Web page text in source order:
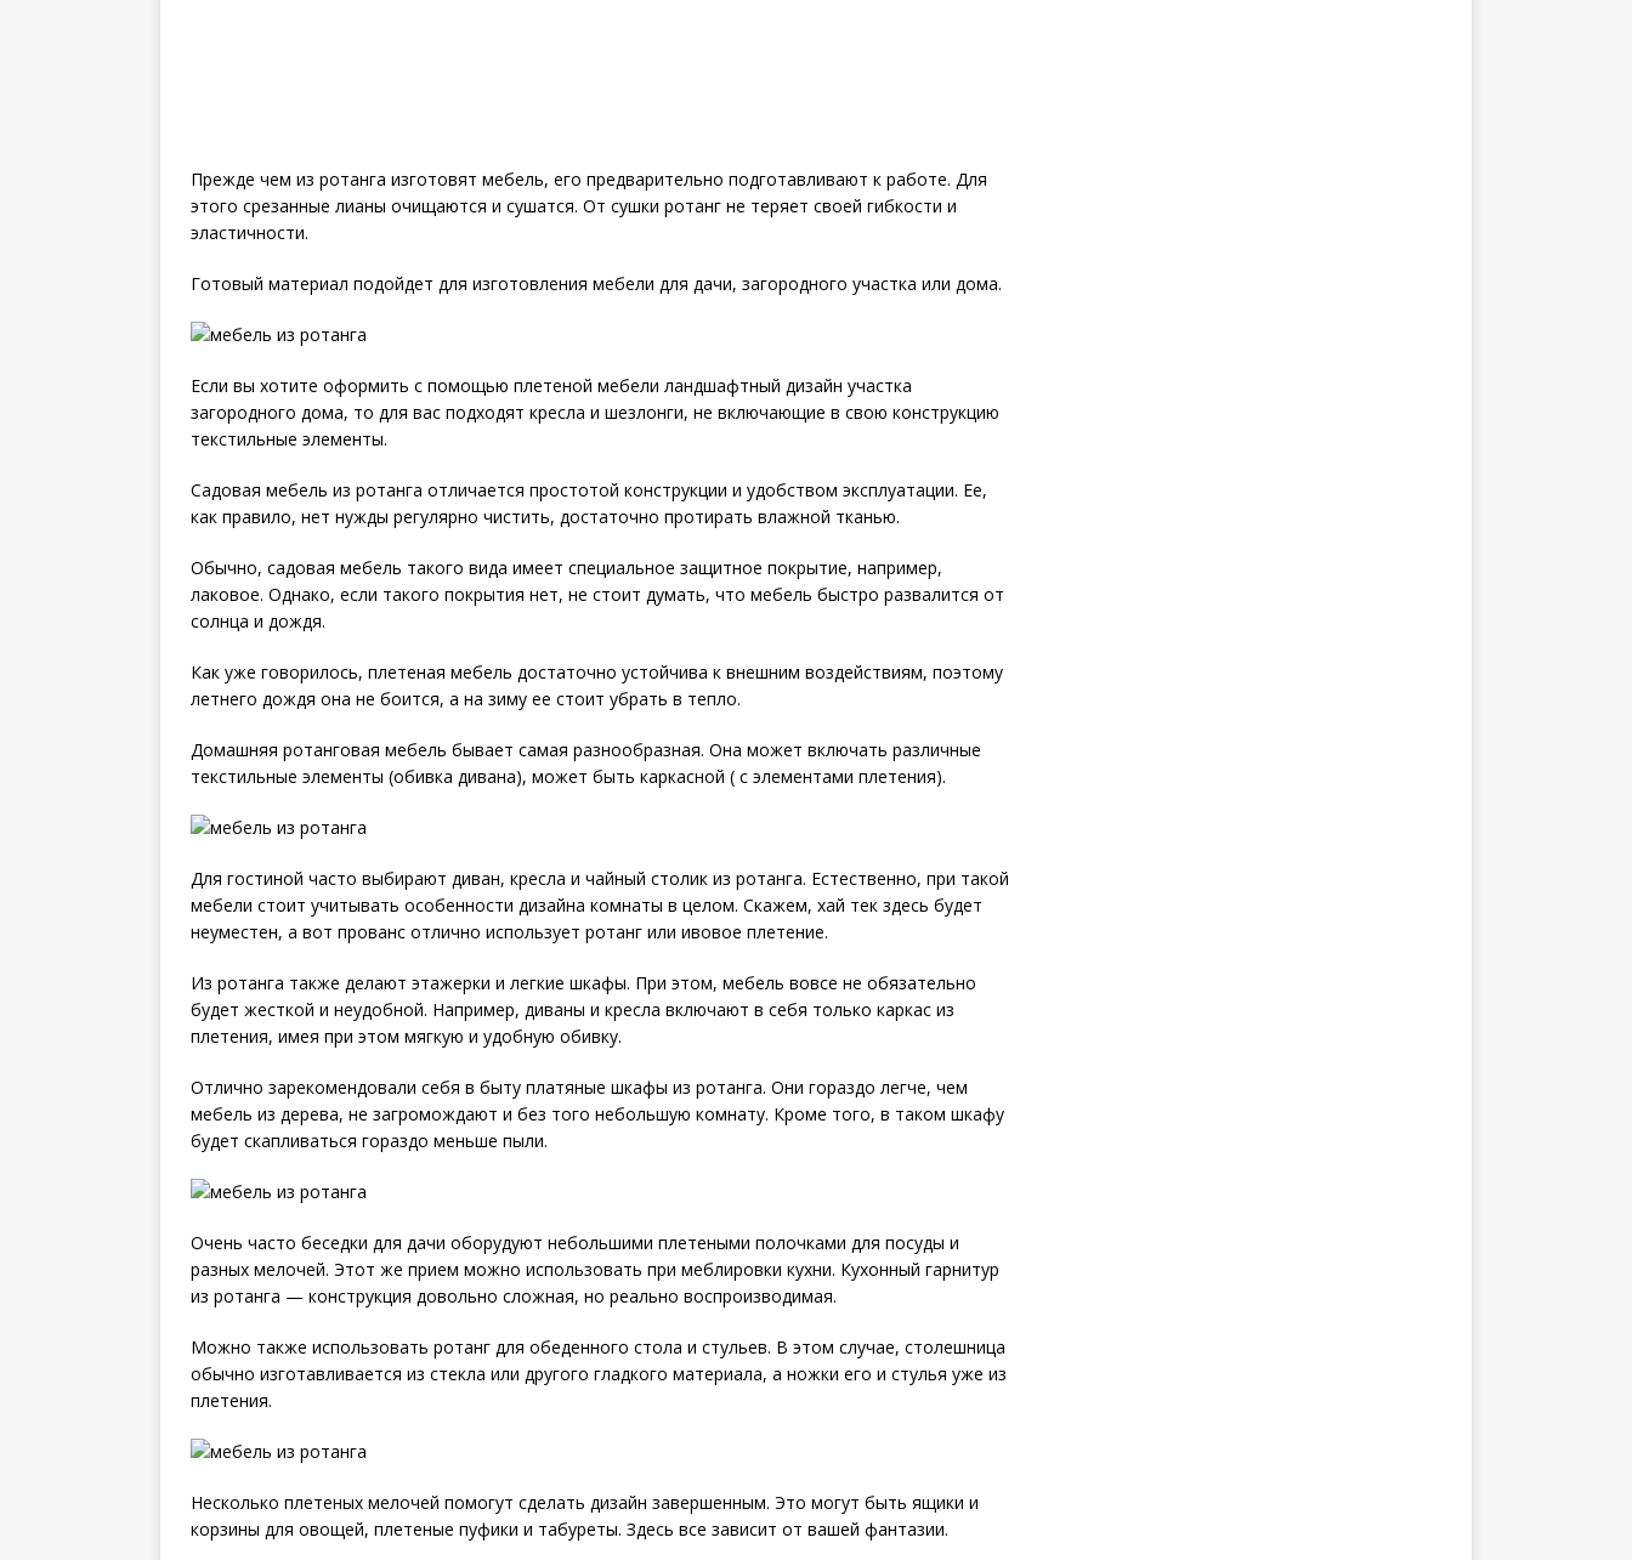
Прежде чем из ротанга изготовят мебель, его предварительно подготавливают к работе. Для
этого срезанные лианы очищаются и сушатся. От сушки ротанг не теряет своей гибкости и
эластичности.
Готовый материал подойдет для изготовления мебели для дачи, загородного участка или дома.
Если вы хотите оформить с помощью плетеной мебели ландшафтный дизайн участка
загородного дома, то для вас подходят кресла и шезлонги, не включающие в свою конструкцию
текстильные элементы.
Садовая мебель из ротанга отличается простотой конструкции и удобством эксплуатации. Ее,
как правило, нет нужды регулярно чистить, достаточно протирать влажной тканью.
Обычно, садовая мебель такого вида имеет специальное защитное покрытие, например,
лаковое. Однако, если такого покрытия нет, не стоит думать, что мебель быстро развалится от
солнца и дождя.
Как уже говорилось, плетеная мебель достаточно устойчива к внешним воздействиям, поэтому
летнего дождя она не боится, а на зиму ее стоит убрать в тепло.
Домашняя ротанговая мебель бывает самая разнообразная. Она может включать различные
текстильные элементы (обивка дивана), может быть каркасной ( с элементами плетения).
Для гостиной часто выбирают диван, кресла и чайный столик из ротанга. Естественно, при такой
мебели стоит учитывать особенности дизайна комнаты в целом. Скажем, хай тек здесь будет
неуместен, а вот прованс отлично использует ротанг или ивовое плетение.
Из ротанга также делают этажерки и легкие шкафы. При этом, мебель вовсе не обязательно
будет жесткой и неудобной. Например, диваны и кресла включают в себя только каркас из
плетения, имея при этом мягкую и удобную обивку.
Отлично зарекомендовали себя в быту платяные шкафы из ротанга. Они гораздо легче, чем
мебель из дерева, не загромождают и без того небольшую комнату. Кроме того, в таком шкафу
будет скапливаться гораздо меньше пыли.
Очень часто беседки для дачи оборудуют небольшими плетеными полочками для посуды и
разных мелочей. Этот же прием можно использовать при меблировки кухни. Кухонный гарнитур
из ротанга — конструкция довольно сложная, но реально воспроизводимая.
Можно также использовать ротанг для обеденного стола и стульев. В этом случае, столешница
обычно изготавливается из стекла или другого гладкого материала, а ножки его и стулья уже из
плетения.
Несколько плетеных мелочей помогут сделать дизайн завершенным. Это могут быть ящики и
корзины для овощей, плетеные пуфики и табуреты. Здесь все зависит от вашей фантазии.